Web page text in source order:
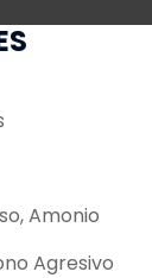
Amonio
Agresivo